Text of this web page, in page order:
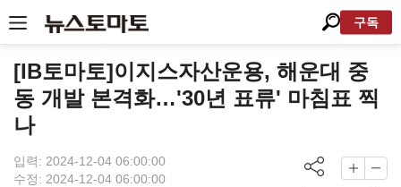
구독
[IB토마토]이지스자산운용, 해운대 중
동 개발 본격화…'30년 표류' 마침표 찍
나
입력: 2024-12-04 06:00:00
수정: 2024-12-04 06:00:00